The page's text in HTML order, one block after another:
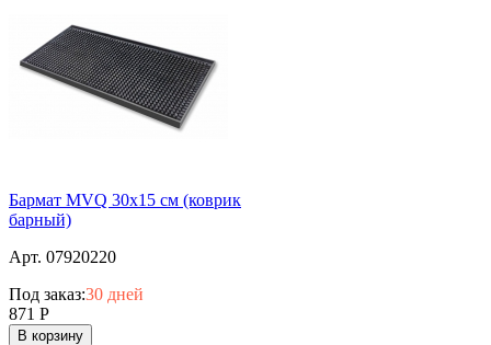
Бармат MVQ 30х15 см (коврик
барный)
Арт. 07920220
Под заказ:30 дней
871 Р
В корзину